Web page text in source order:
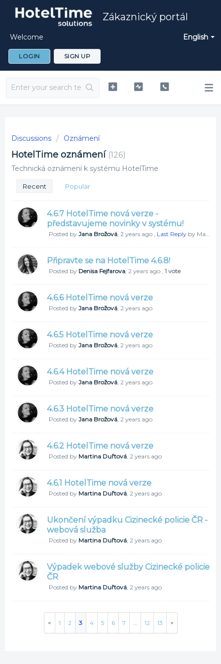
Zákaznický portál
English
Welcome
LOGIN SIGN UP
Discussions Oznámení
HotelTime oznámení 126
Technická oznámení k systému HotelTime
Recent Popular
4.6.7 HotelTime nová verze -
představujeme novinky v systému!
Posted by Jana Brožová, 2 years ago , Last Reply by Martina Duřtová
Připravte se na HotelTime 4.6.8!
Posted by Denisa Fejfarova, 2 years ago , 1 vote
4.6.6 HotelTime nová verze
Posted by Jana Brožová, 2 years ago
4.6.5 HotelTime nová verze
Posted by Jana Brožová, 2 years ago
4.6.4 HotelTime nová verze
Posted by Jana Brožová, 2 years ago
4.6.3 HotelTime nová verze
Posted by Jana Brožová, 2 years ago
4.6.2 HotelTime nová verze
Posted by Martina Duřtová, 2 years ago
4.6.1 HotelTime nová verze
Posted by Martina Duřtová, 2 years ago
Ukončení výpadku Cizinecké policie ČR -
webová služba
Posted by Martina Duřtová, 2 years ago
Výpadek webové služby Cizinecké policie
ČR
Posted by Martina Duřtová, 2 years ago
1 2 3 4 5 6 7 12 13